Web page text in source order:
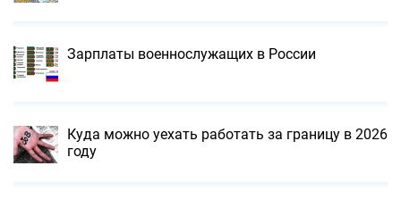
Зарплаты военнослужащих в России
Куда можно уехать работать за границу в 2026
году